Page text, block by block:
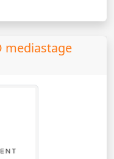
mediastage